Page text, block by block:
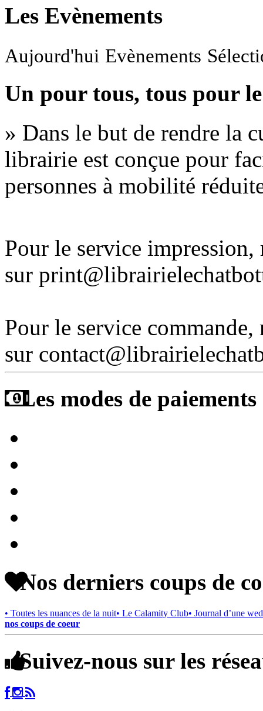
Les Evènements
Aujourd'hui Evènements
Un pour tous, tous pour
» Dans le but de rendre la
librairie est conçue pour
personnes à mobilité
Pour le service
sur
Pour le service
sur
Les modes de
Nos derniers coups de
• Toutes les nuances de la nuit• Le Calamity Club• Journal d’une
nos coups de coeur
Suivez-nous sur les